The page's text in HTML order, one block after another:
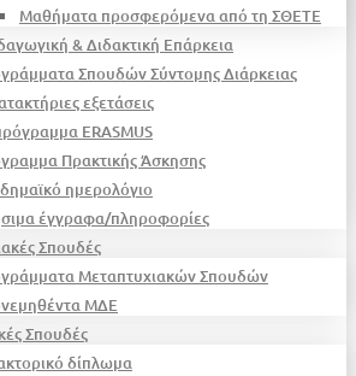
Μαθήματα προσφερόμενα από τη ΣΘΕΤΕ
& Διδακτική Επάρκεια
Σπουδών Σύντομης Διάρκειας
εξετάσεις
ERASMUS
Πρακτικής Άσκησης
ημερολόγιο
έγγραφα/πληροφορίες
Σπουδές
Μεταπτυχιακών Σπουδών
ΜΔΕ
Σπουδές
δίπλωμα